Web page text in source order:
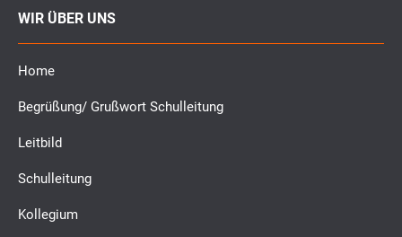
WIR ÜBER UNS
Home
Begrüßung/ Grußwort Schulleitung
Leitbild
Schulleitung
Kollegium